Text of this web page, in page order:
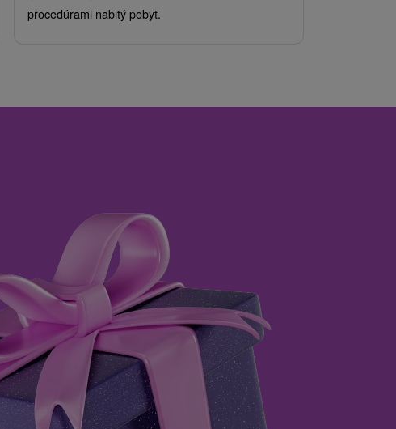
procedúrami nabitý pobyt.